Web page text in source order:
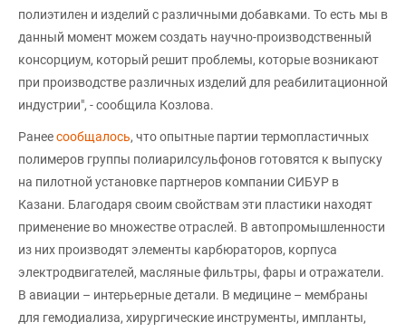
полиэтилен и изделий с различными добавками. То есть мы в
данный момент можем создать научно-производственный
консорциум, который решит проблемы, которые возникают
при производстве различных изделий для реабилитационной
индустрии", - сообщила Козлова.
Ранеесообщалось, что опытные партии термопластичных
полимеров группы полиарилсульфонов готовятся к выпуску
на пилотной установке партнеров компании СИБУР в
Казани. Благодаря своим свойствам эти пластики находят
применение во множестве отраслей. В автопромышленности
из них производят элементы карбюраторов, корпуса
электродвигателей, масляные фильтры, фары и отражатели.
В авиации – интерьерные детали. В медицине – мембраны
для гемодиализа, хирургические инструменты, импланты,